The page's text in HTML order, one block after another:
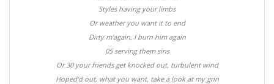
Styles having your limbs
Or weather you want it to end
Dirty m'again, I burn him again
05 serving them sins
Or 30 your friends get knocked out, turbulent wind
Hoped'd out, what you want, take a look at my grin